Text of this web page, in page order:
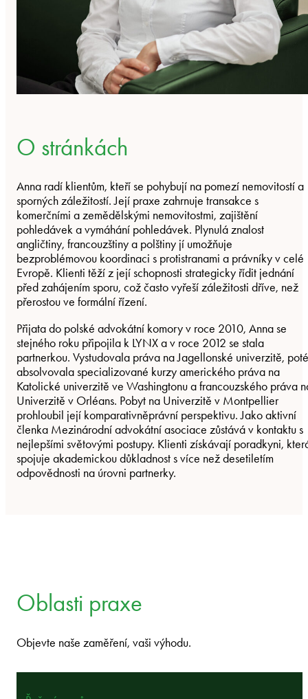
O stránkách
Anna radí klientům, kteří se pohybují na pomezí nemovitostí a
sporných záležitostí. Její praxe zahrnuje transakce s
komerčními a zemědělskými nemovitostmi, zajištění
pohledávek a vymáhání pohledávek. Plynulá znalost
angličtiny, francouzštiny a polštiny jí umožňuje
bezproblémovou koordinaci s protistranami a právníky v celé
Evropě. Klienti těží z její schopnosti strategicky řídit jednání
před zahájením sporu, což často vyřeší záležitosti dříve, než
přerostou ve formální řízení.
Přijata do polské advokátní komory v roce 2010, Anna se
stejného roku připojila k LYNX a v roce 2012 se stala
partnerkou. Vystudovala práva na Jagellonské univerzitě, poté
absolvovala specializované kurzy amerického práva na
Katolické univerzitě ve Washingtonu a francouzského práva
Univerzitě v Orléans. Pobyt na Univerzitě v Montpellier
prohloubil její komparativněprávní perspektivu. Jako aktivní
členka Mezinárodní advokátní asociace zůstává v kontaktu s
nejlepšími světovými postupy. Klienti získávají poradkyni,
spojuje akademickou důkladnost s více než desetiletím
odpovědnosti na úrovni partnerky.
Oblasti praxe
Objevte naše zaměření, vaši výhodu.